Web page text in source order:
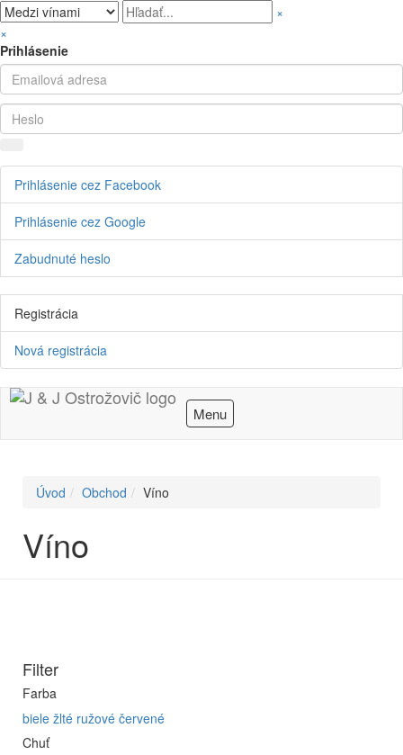
×
×
Prihlásenie
Prihlásenie cez Facebook
Prihlásenie cez Google
Zabudnuté heslo
Registrácia
Nová registrácia
Menu
Úvod Obchod Víno
Víno
Filter
Farba
biele žlté ružové červené
Chuť